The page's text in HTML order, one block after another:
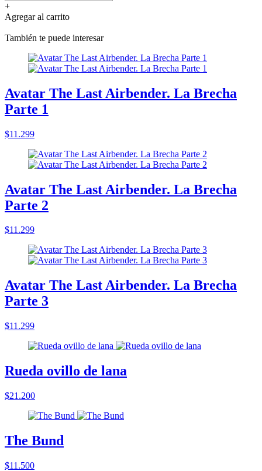
+
Agregar al carrito
También te puede interesar
Avatar The Last Airbender. La Brecha
Parte 1
$11.299
Avatar The Last Airbender. La Brecha
Parte 2
$11.299
Avatar The Last Airbender. La Brecha
Parte 3
$11.299
Rueda ovillo de lana
$21.200
The Bund
$11.500